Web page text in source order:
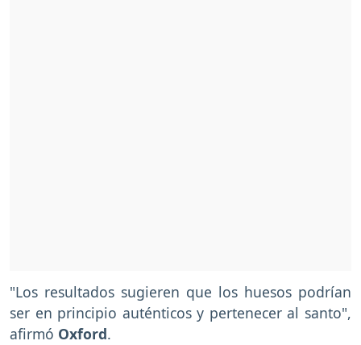
"Los resultados sugieren que los huesos podrían
ser en principio auténticos y pertenecer al santo",
afirmó Oxford.